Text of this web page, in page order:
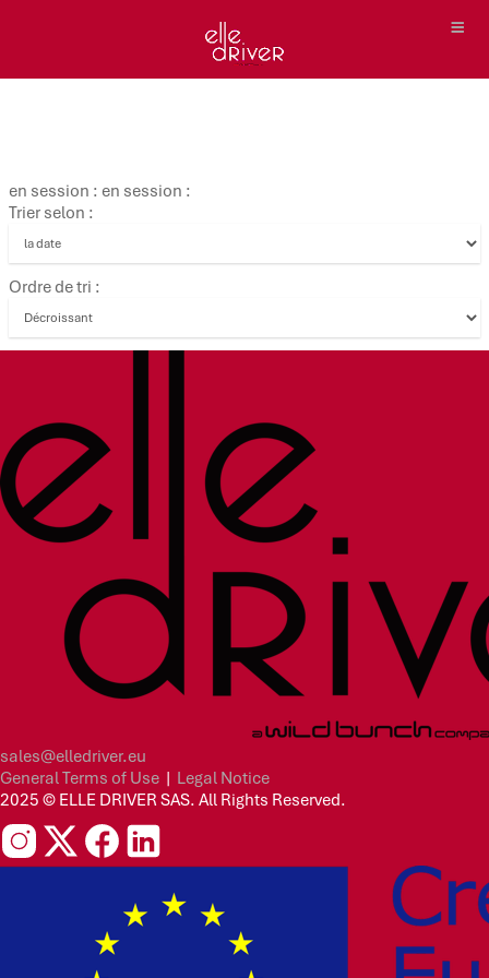
en session : en session :
Trier selon :
Ordre de tri :
sales@elledriver.eu
General Terms of Use | Legal Notice
2025 © ELLE DRIVER SAS. All Rights Reserved.